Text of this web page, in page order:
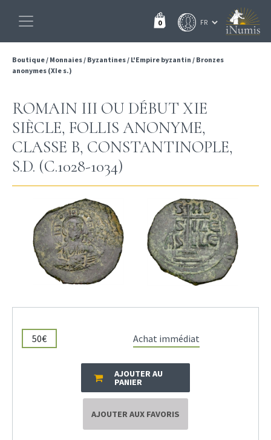
0
Boutique/ Monnaies/ Byzantines/ L'Empire byzantin / Bronzes
anonymes (XIe s.)
ROMAIN III OU DÉBUT XIE
SIÈCLE, FOLLIS ANONYME,
CLASSE B, CONSTANTINOPLE,
S.D. (C.1028-1034)
50€ Achat immédiat
AJOUTER AU
PANIER
AJOUTER AUX FAVORIS